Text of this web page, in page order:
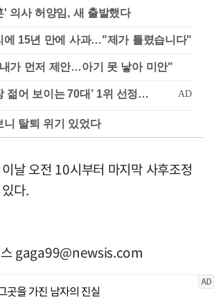
' 의사 허양임, 새 출발했다
에 15년 만에 사과…"제가 틀렸습니다"
가 먼저 제안…아기 못 낳아 미안"
니 탈퇴 위기 있었다
날 오전 10시부터 마지막 사후조정
다.
gaga99@newsis.com